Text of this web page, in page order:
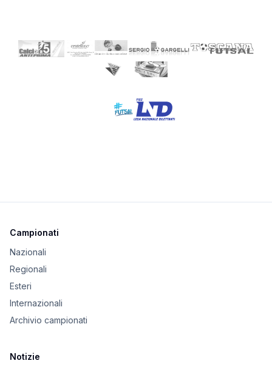
Campionati
Nazionali
Regionali
Esteri
Internazionali
Archivio campionati
Notizie